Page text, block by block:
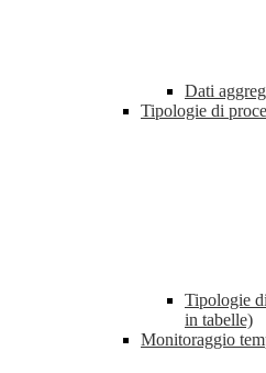
Dati
Tipologie di
Tipologie
in tabelle)
Monitoraggio